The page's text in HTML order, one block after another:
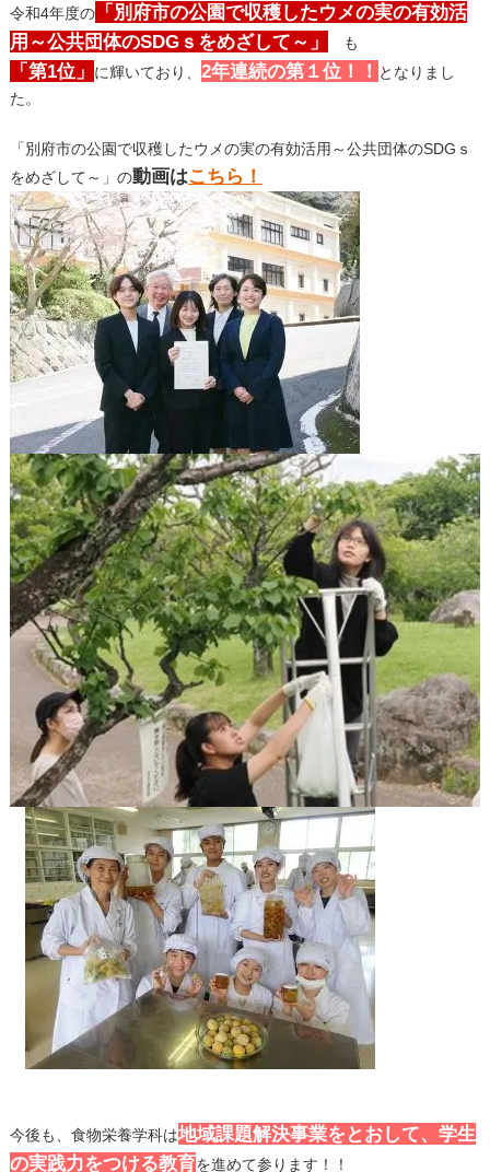
令和4年度の「別府市の公園で収穫したウメの実の有効活
用～公共団体のSDGｓをめざして～」
も
「第1位」 に輝いており、 2年連続の第１位！！ となりまし
た。
「別府市の公園で収穫したウメの実の有効活用～公共団体のSDGｓ
をめざして～」の動画はこちら！
今後も、食物栄養学科は地域課題解決事業をとおして、学生
の実践力をつける教育を進めて参ります！！